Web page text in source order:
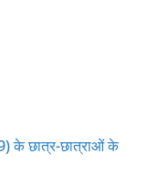
के छात्र-छात्राओं के